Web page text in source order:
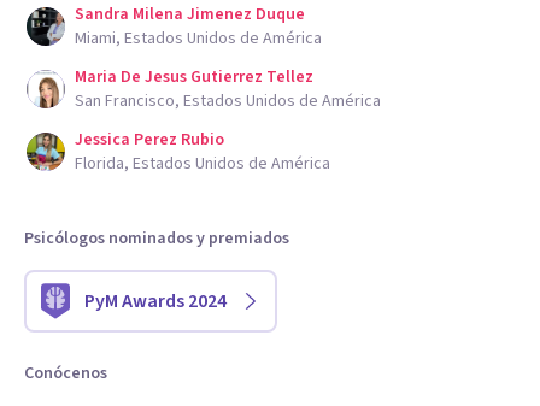
Sandra Milena Jimenez Duque
Miami, Estados Unidos de América
Maria De Jesus Gutierrez Tellez
San Francisco, Estados Unidos de América
Jessica Perez Rubio
Florida, Estados Unidos de América
Psicólogos nominados y premiados
PyM Awards 2024
Conócenos